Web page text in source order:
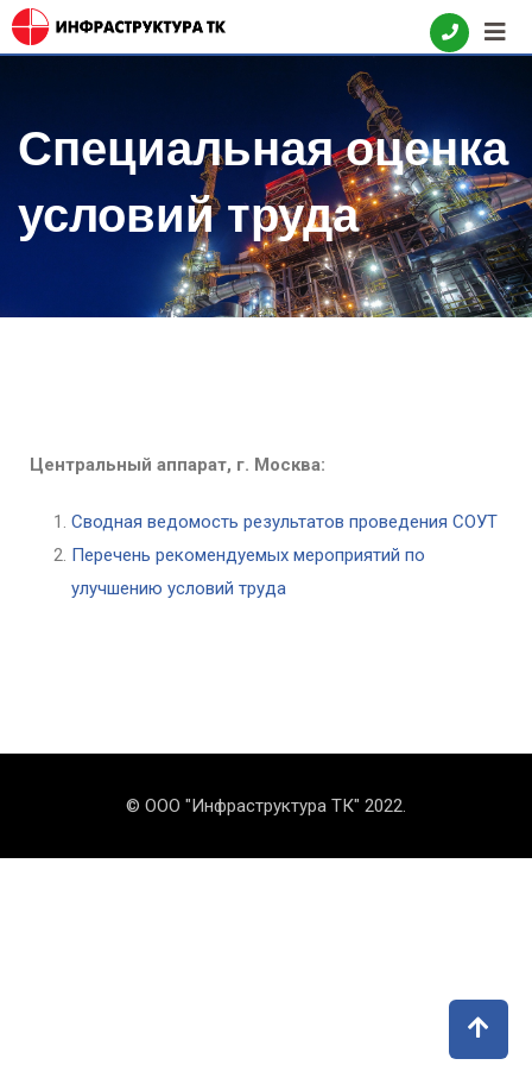
Специальная оценка
условий труда
Центральный аппарат, г. Москва:
Сводная ведомость результатов проведения СОУТ
Перечень рекомендуемых мероприятий по
улучшению условий труда
© ООО "Инфраструктура ТК" 2022.